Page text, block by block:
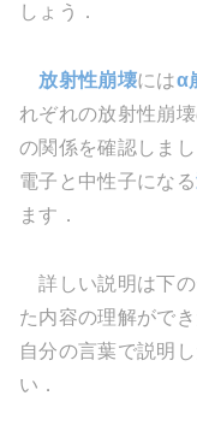
しょう．
放射性崩壊にはα
れぞれの放射性崩
の関係を確認しま
電子と中性子になる
ます．
詳しい説明は下の
た内容の理解がで
自分の言葉で説明
い．